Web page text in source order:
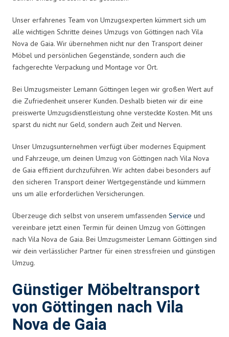
Unser erfahrenes Team von Umzugsexperten kümmert sich um
alle wichtigen Schritte deines Umzugs von Göttingen nach Vila
Nova de Gaia. Wir übernehmen nicht nur den Transport deiner
Möbel und persönlichen Gegenstände, sondern auch die
fachgerechte Verpackung und Montage vor Ort.
Bei Umzugsmeister Lemann Göttingen legen wir großen Wert auf
die Zufriedenheit unserer Kunden. Deshalb bieten wir dir eine
preiswerte Umzugsdienstleistung ohne versteckte Kosten. Mit uns
sparst du nicht nur Geld, sondern auch Zeit und Nerven.
Unser Umzugsunternehmen verfügt über modernes Equipment
und Fahrzeuge, um deinen Umzug von Göttingen nach Vila Nova
de Gaia effizient durchzuführen. Wir achten dabei besonders auf
den sicheren Transport deiner Wertgegenstände und kümmern
uns um alle erforderlichen Versicherungen.
Überzeuge dich selbst von unserem umfassenden Service und
vereinbare jetzt einen Termin für deinen Umzug von Göttingen
nach Vila Nova de Gaia. Bei Umzugsmeister Lemann Göttingen sind
wir dein verlässlicher Partner für einen stressfreien und günstigen
Umzug.
Günstiger Möbeltransport
von Göttingen nach Vila
Nova de Gaia